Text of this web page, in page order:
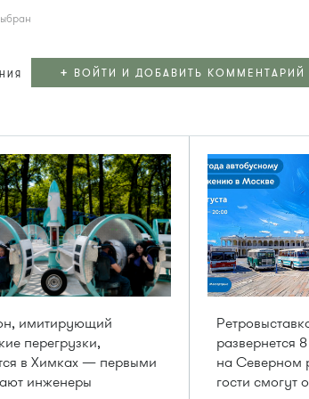
+ ВОЙТИ И ДОБАВИТЬ КОММЕНТАРИЙ
имитирующий
перегрузки,
в Химках — первыми
инженеры
развернется
на Северном
гости смогут